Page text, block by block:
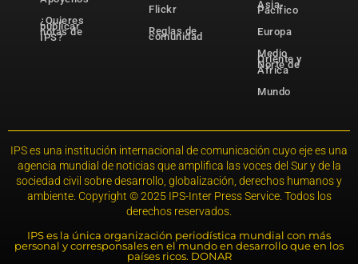
¿Quieres
publicar
notas de
IPS?
Flickr
Reglas de
comunidad
Asia-
Pacífico
Europa
Medio
Oriente y
Norte de
África
Mundo
IPS es una institución internacional de comunicación cuyo eje es una
agencia mundial de noticias que amplifica las voces del Sur y de la
sociedad civil sobre desarrollo, globalización, derechos humanos y
ambiente. Copyright © 2025 IPS-Inter Press Service. Todos los
derechos reservados.
IPS es la única organización periodística mundial con más
personal y corresponsales en el mundo en desarrollo que en los
países ricos. DONAR